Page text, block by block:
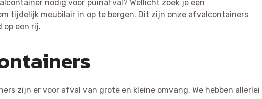
nodig voor puinafval? Wellicht zoek je een
tijdelijk meubilair in op te bergen. Dit zijn onze afvalcontainers
op een rij.
zijn er voor afval van grote en kleine omvang. We hebben allerlei